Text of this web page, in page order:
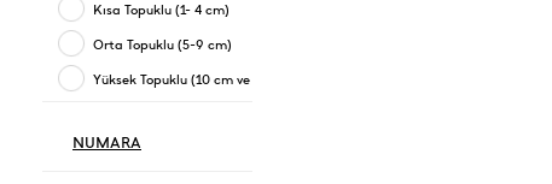
Kısa Topuklu (1- 4 cm)
Orta Topuklu (5-9 cm)
Yüksek Topuklu (10 cm ve üzeri)
NUMARA